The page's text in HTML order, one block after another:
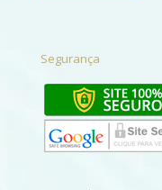
Segurança